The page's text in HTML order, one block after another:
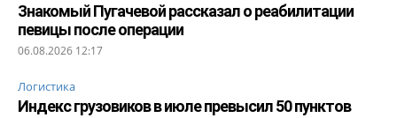
Знакомый Пугачевой рассказал о реабилитации
певицы после операции
06.08.2026 12:17
Логистика
Индекс грузовиков в июле превысил 50 пунктов